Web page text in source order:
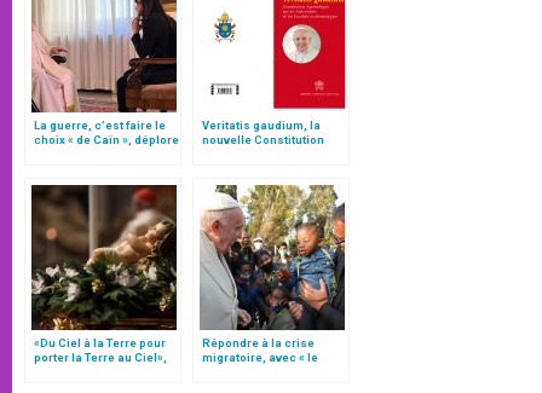
La guerre, c’est faire le
choix « de Caïn », déplore
Veritatis gaudium, la
nouvelle Constitution
«Du Ciel à la Terre pour
porter la Terre au Ciel»,
Répondre à la crise
migratoire, avec « le